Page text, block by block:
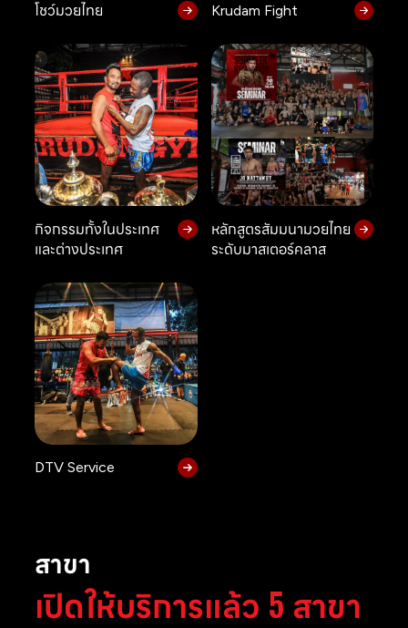
โชว์มวยไทย Krudam Fight
กิจกรรมทั้งในประเทศ
และต่างประเทศ
หลักสูตรสัมมนามวยไทย
ระดับมาสเตอร์คลาส
DTV Service
สาขา
เปิดให้บริการแล้ว 5 สาขา